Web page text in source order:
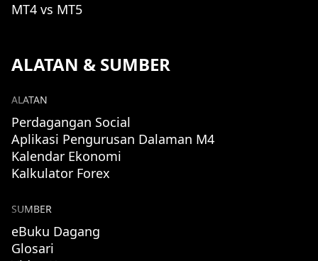
MT4 vs MT5
ALATAN & SUMBER
ALATAN
Perdagangan Social
Aplikasi Pengurusan Dalaman M4
Kalendar Ekonomi
Kalkulator Forex
SUMBER
eBuku Dagang
Glosari